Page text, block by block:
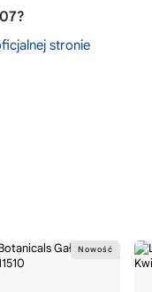
stronie